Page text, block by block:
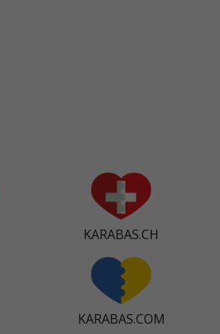
KARABAS.CH
KARABAS.COM